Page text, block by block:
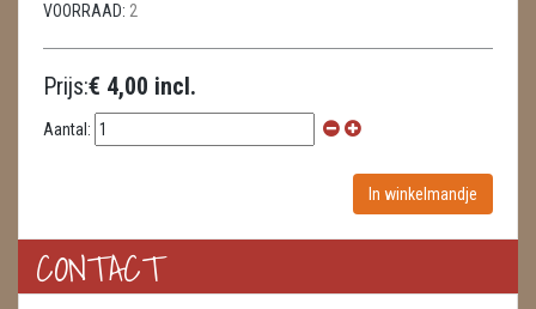
ZAKJES WATER ELIXERS
VOORRAAD: 2
Prijs:€ 4,00 incl.
Aantal:
CONTACT